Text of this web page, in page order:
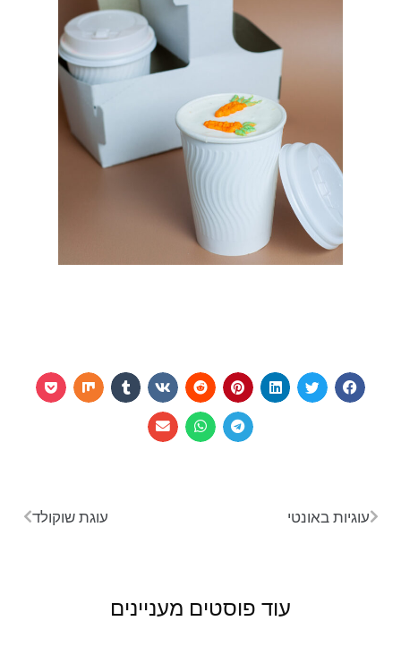
עוגיות באונטי עוגת שוקולד
עוד פוסטים מעניינים